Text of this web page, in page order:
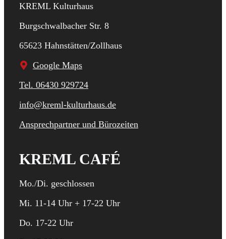
KREML Kulturhaus
Burgschwalbacher Str. 8
65623 Hahnstätten/Zollhaus
Google Maps
Tel. 06430 929724
info@kreml-kulturhaus.de
Ansprechpartner und Bürozeiten
KREML CAFÉ
Mo./Di. geschlossen
Mi. 11-14 Uhr + 17-22 Uhr
Do. 17-22 Uhr